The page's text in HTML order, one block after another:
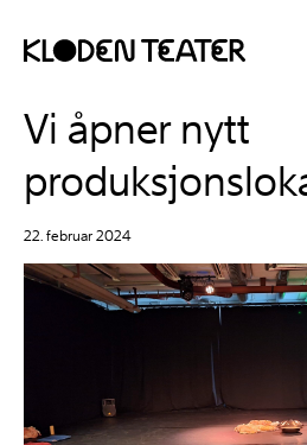
Hopp
innhold
Hopp
navigasjon
Vi åpner nytt
22. februar 2024